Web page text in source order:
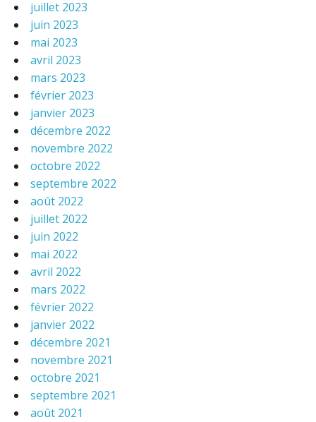
juillet 2023
juin 2023
mai 2023
avril 2023
mars 2023
février 2023
janvier 2023
décembre 2022
novembre 2022
octobre 2022
septembre 2022
août 2022
juillet 2022
juin 2022
mai 2022
avril 2022
mars 2022
février 2022
janvier 2022
décembre 2021
novembre 2021
octobre 2021
septembre 2021
août 2021